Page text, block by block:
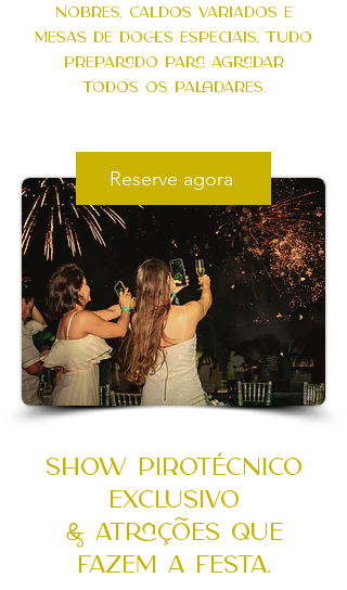
nobres, caldos variados E
MESAS DE DOCES ESPECIAIS, TUDO
preparado para agradar
todos os paladares.
Reserve agora
Show PirotÉcnico
Exclusivo
& AtraÇÕes que
fazem a festa.